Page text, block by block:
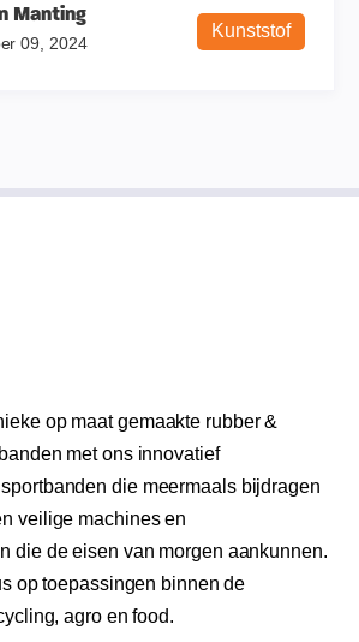
Manting
09, 2024
Kunststof
op maat gemaakte rubber &
met ons innovatief
die meermaals bijdragen
veilige machines en
die de eisen van morgen aankunnen.
op toepassingen binnen de
agro en food.